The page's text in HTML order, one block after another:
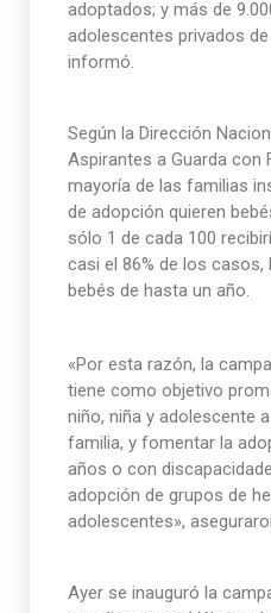
adoptados; y más de
adolescentes privados
informó.
Según la Dirección
Aspirantes a Guarda con
mayoría de las familias
de adopción quieren
sólo 1 de cada 100
casi el 86% de los
bebés de hasta un año.
«Por esta razón, la
tiene como objetivo
niño, niña y adolescente
familia, y fomentar la
años o con
adopción de grupos de
adolescentes»,
Ayer se inauguró la